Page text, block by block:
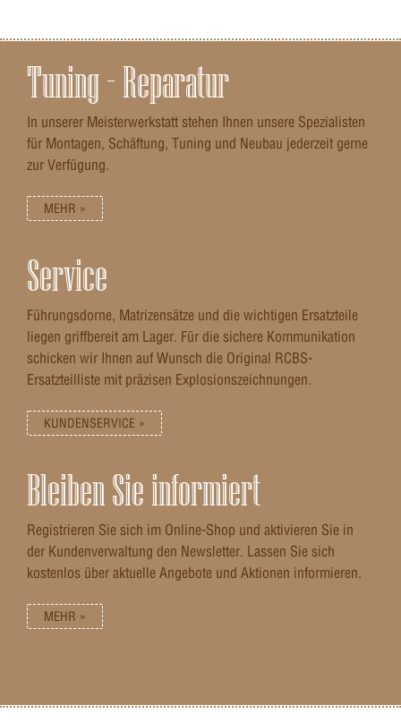
Tuning – Reparatur
In unserer Meisterwerkstatt stehen Ihnen unsere Spezialisten
für Montagen, Schäftung, Tuning und Neubau jederzeit gerne
zur Verfügung.
MEHR »
Service
Führungsdorne, Matrizensätze und die wichtigen Ersatzteile
liegen griffbereit am Lager. Für die sichere Kommunikation
schicken wir Ihnen auf Wunsch die Original RCBS-
Ersatzteilliste mit präzisen Explosionszeichnungen.
KUNDENSERVICE »
Bleiben Sie informiert
Registrieren Sie sich im Online-Shop und aktivieren Sie in
der Kundenverwaltung den Newsletter. Lassen Sie sich
kostenlos über aktuelle Angebote und Aktionen informieren.
MEHR »